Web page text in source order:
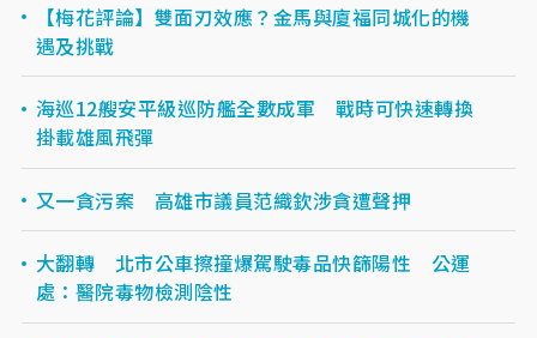
【梅花評論】雙面刃效應？金馬與廈福同城化的機
遇及挑戰
海巡12艘安平級巡防艦全數成軍 戰時可快速轉換
掛載雄風飛彈
又一貪污案 高雄市議員范織欽涉貪遭聲押
大翻轉 北市公車擦撞爆駕駛毒品快篩陽性 公運
處：醫院毒物檢測陰性